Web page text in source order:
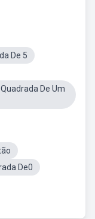
De 5
De Um
De0